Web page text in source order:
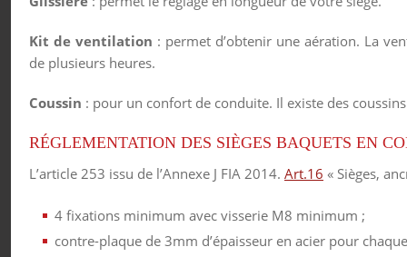
Kit de ventilation : permet d’obtenir une aération. La
de plusieurs heures.
Coussin : pour un confort de conduite. Il existe des
RÉGLEMENTATION DES SIÈGES BAQUETS EN
L’article 253 issu de l’Annexe J FIA 2014. Art.16 « Sièges,
4 fixations minimum avec visserie M8 minimum ;
contre-plaque de 3mm d’épaisseur en acier pour